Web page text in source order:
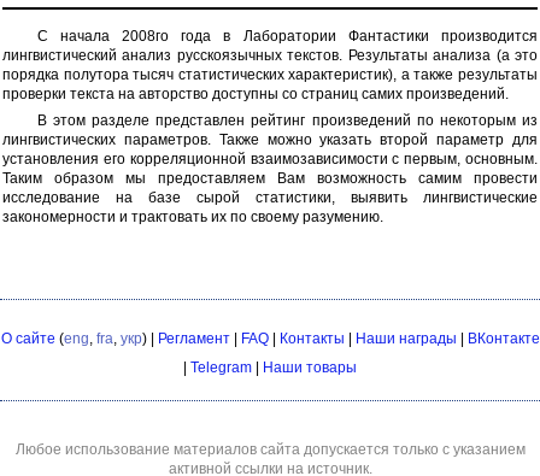
С начала 2008го года в Лаборатории Фантастики производится
лингвистический анализ русскоязычных текстов. Результаты анализа (а это
порядка полутора тысяч статистических характеристик), а также результаты
проверки текста на авторство доступны со страниц самих произведений.
В этом разделе представлен рейтинг произведений по некоторым из
лингвистических параметров. Также можно указать второй параметр для
установления его корреляционной взаимозависимости с первым, основным.
Таким образом мы предоставляем Вам возможность самим провести
исследование на базе сырой статистики, выявить лингвистические
закономерности и трактовать их по своему разумению.
О сайте (eng fra укр) | Регламент| FAQ| Контакты | Наши награды | ВКонтакте
| Telegram | Наши товары
Любое использование материалов сайта допускается только с указанием
активной ссылки на источник.